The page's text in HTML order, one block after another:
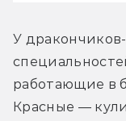
У
работающие в
Красные —